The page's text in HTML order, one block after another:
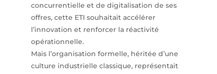
concurrentielle et de digitalisation de ses
offres, cette ETI souhaitait accélérer
l’innovation et renforcer la réactivité
opérationnelle.
Mais l’organisation formelle, héritée d’une
culture industrielle classique, représentait